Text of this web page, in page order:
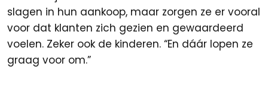
slagen in hun aankoop, maar zorgen ze er vooral
voor dat klanten zich gezien en gewaardeerd
voelen. Zeker ook de kinderen. “En dáár lopen ze
graag voor om.”